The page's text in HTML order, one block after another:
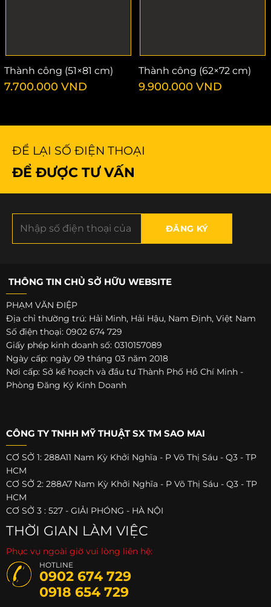
Thành công (51×81 cm)
7.700.000 VND
Thành công (62×72 cm)
9.900.000 VND
ĐỂ LẠI SỐ ĐIỆN THOẠI
ĐỂ ĐƯỢC TƯ VẤN
THÔNG TIN CHỦ SỞ HỮU WEBSITE
PHẠM VĂN ĐIỆP
Địa chỉ thường trú: Hải Minh, Hải Hậu, Nam Định, Việt Nam
Số điện thoại: 0902 674 729
Giấy phép kinh doanh số: 0310157089
Ngày cấp: ngày 09 tháng 03 năm 2018
Nơi cấp: Sở kế hoạch và đầu tư Thành Phố Hồ Chí Minh -
Phòng Đăng Ký Kinh Doanh
CÔNG TY TNHH MỸ THUẬT SX TM SAO MAI
CƠ SỞ 1: 288A11 Nam Kỳ Khởi Nghĩa - P Võ Thị Sáu - Q3 - TP
HCM
CƠ SỞ 2: 288A7 Nam Kỳ Khởi Nghĩa - P Võ Thị Sáu - Q3 - TP
HCM
CƠ SỞ 3 : 527 - GIẢI PHÓNG - HÀ NỘI
THỜI GIAN LÀM VIỆC
Phục vụ ngoài giờ vui lòng liên hệ:
HOTLINE
0902 674 729
0918 654 729